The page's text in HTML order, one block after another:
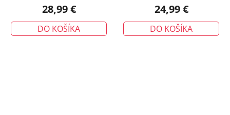
28,99 €
DO KOŠÍKA
24,99 €
DO KOŠÍKA